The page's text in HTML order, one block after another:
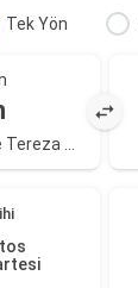
Tek Yön